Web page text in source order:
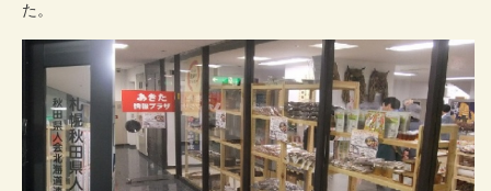
た。